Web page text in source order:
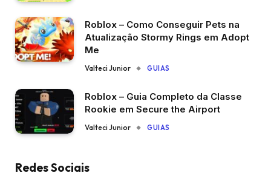
Roblox – Como Conseguir Pets na
Atualização Stormy Rings em Adopt
Me
Valteci Junior GUIAS
Roblox – Guia Completo da Classe
Rookie em Secure the Airport
Valteci Junior GUIAS
Redes Sociais